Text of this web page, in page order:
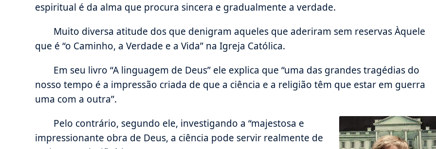
espiritual é da alma que procura sincera e gradualmente a verdade.
Muito diversa atitude dos que denigram aqueles que aderiram sem reservas Àquele
que é “o Caminho, a Verdade e a Vida” na Igreja Católica.
Em seu livro “A linguagem de Deus” ele explica que “uma das grandes tragédias do
nosso tempo é a impressão criada de que a ciência e a religião têm que estar em guerra
uma com a outra”.
Pelo contrário, segundo ele, investigando a “majestosa e
impressionante obra de Deus, a ciência pode servir realmente de